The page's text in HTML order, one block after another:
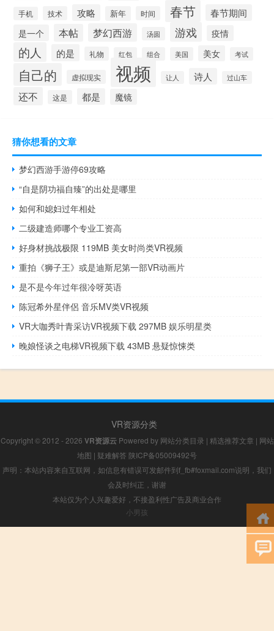
手机 技术 攻略 新年 时间 春节
春节期间
是一个
本帖 梦幻西游 汤圆 游戏 疫情
的人 的是 礼物 红包 组合 美国 美女 考试
自己的 虚拟现实 视频 让人 诗人 过山车
还不 这是 都是 魔镜
猜你想看的文章
梦幻西游手游停69攻略
“自是阴功福自臻”的出处是哪里
如何和媳妇过年相处
二级建造师哪个专业工资高
好身材挑战极限 119MB 美女时尚类VR视频
重拍《狮子王》或是迪斯尼第一部VR动画片
是不是今年过年很冷呀英语
陈冠希外星伴侶 音乐MV类VR视频
VR大咖秀叶青采访VR视频下载 297MB 娱乐明星类
晚娘怪谈之电梯VR视频下载 43MB 悬疑惊悚类
VR资源分类
Copyright © 2012 - 2026 VR资源云Powered by 网站分类目录 | 精选推荐文章 | 网站
地图 | 疑难解答 陕ICP备05009492号
声明：本站内容来自互联网，如信息有错误可发邮件到f_fb#foxmail.com说明，我们
会及时纠正，谢谢
本站仅为个人兴趣爱好，不接盈利性广告及商业合作
小男孩